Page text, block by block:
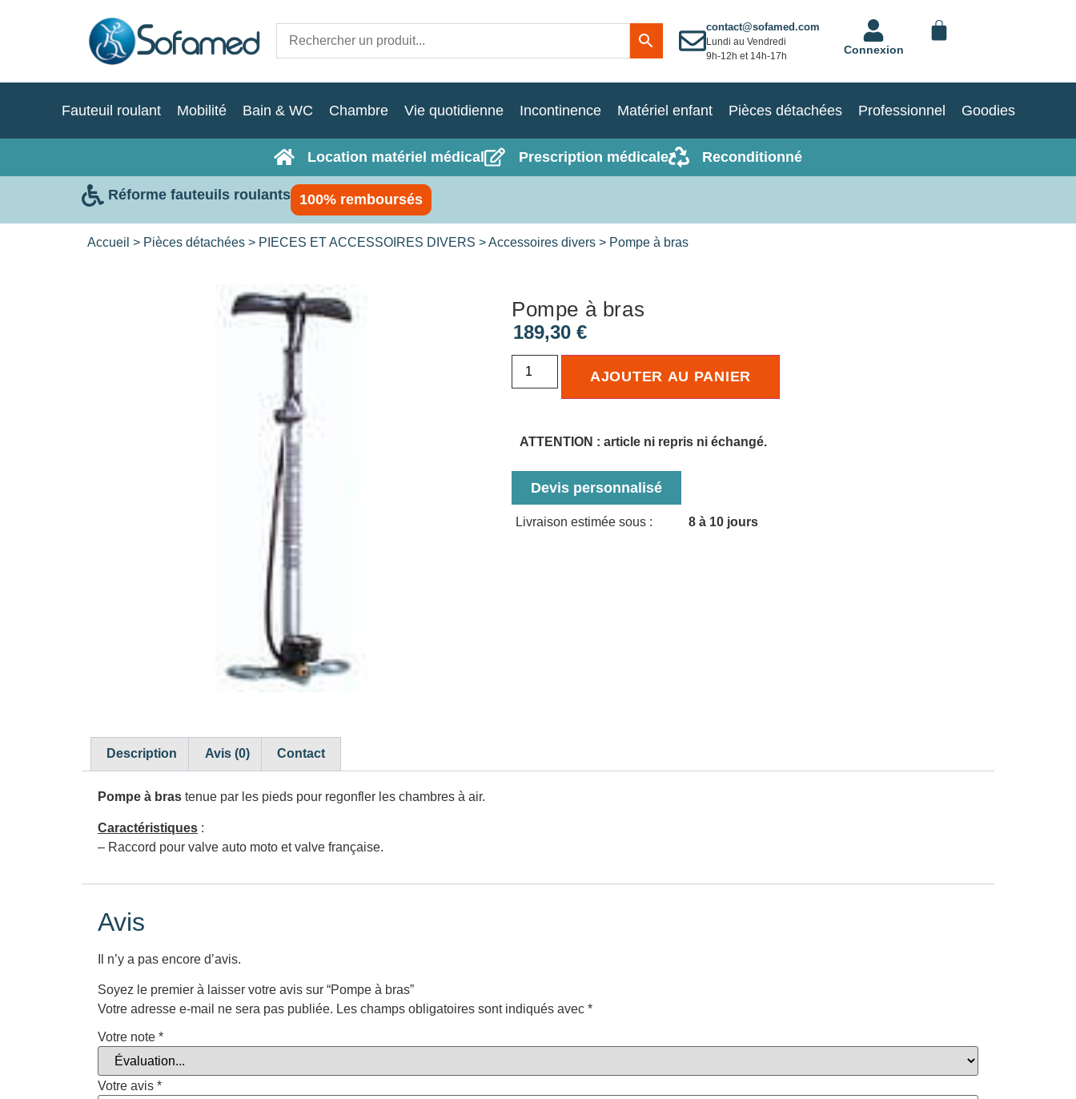
contact@sofamed.com
Lundi au Vendredi
9h-12h et 14h-17h
Connexion
Fauteuil roulant Mobilité Bain & WC Chambre Vie quotidienne Incontinence Matériel enfant Pièces détachées Professionnel Goodies
Location matériel médical Prescription médicale Reconditionné
Réforme fauteuils roulants 100% remboursés
Accueil > Pièces détachées > PIECES ET ACCESSOIRES DIVERS >Accessoires divers > Pompe à bras
Pompe à bras
189,30 €
AJOUTER AU PANIER
ATTENTION : article ni repris ni échangé.
Devis personnalisé
Livraison estimée sous : 8 à 10 jours
Description Avis (0) Contact
Pompe à bras tenue par les pieds pour regonfler les chambres à air.
Caractéristiques :
– Raccord pour valve auto moto et valve française.
Avis
Il n’y a pas encore d’avis.
Soyez le premier à laisser votre avis sur “Pompe à bras”
Votre adresse e-mail ne sera pas publiée. Les champs obligatoires sont indiqués avec *
Votre note *
Votre avis *